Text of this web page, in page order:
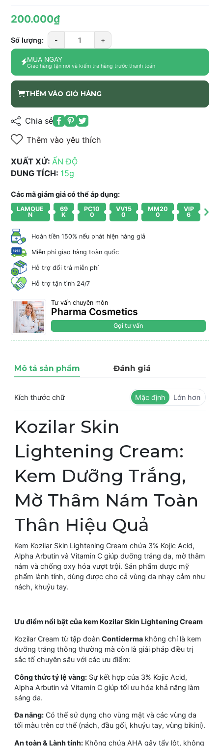
200.000₫
Số lượng: - +
MUA NGAY
Giao hàng tận nơi và kiểm tra hàng trước thanh toán
THÊM VÀO GIỎ HÀNG
Chia sẻ
Thêm vào yêu thích
XUẤT XỨ: ẤN ĐỘ
DUNG TÍCH: 15g
Các mã giảm giá có thể áp dụng:
LAMQUE
N
69
K
PC10
0
VV15
0
MM20
0
VIP
6
Hoàn tiền 150% nếu phát hiện hàng giả
Miễn phí giao hàng toàn quốc
Hỗ trợ đổi trả miễn phí
Hỗ trợ tận tình 24/7
Tư vấn chuyên môn
Pharma Cosmetics
Gọi tư vấn
Mô tả sản phẩm Đánh giá
Kích thước chữ Mặc định Lớn hơn
Kozilar Skin
Lightening Cream:
Kem Dưỡng Trắng,
Mờ Thâm Nám Toàn
Thân Hiệu Quả
Kem Kozilar Skin Lightening Cream chứa 3% Kojic Acid,
Alpha Arbutin và Vitamin C giúp dưỡng trắng da, mờ thâm
nám và chống oxy hóa vượt trội. Sản phẩm dược mỹ
phẩm lành tính, dùng được cho cả vùng da nhạy cảm như
nách, khuỷu tay.
Ưu điểm nổi bật của kem Kozilar Skin Lightening Cream
Kozilar Cream từ tập đoàn Contiderma không chỉ là kem
dưỡng trắng thông thường mà còn là giải pháp điều trị
sắc tố chuyên sâu với các ưu điểm:
Công thức tỷ lệ vàng: Sự kết hợp của 3% Kojic Acid,
Alpha Arbutin và Vitamin C giúp tối ưu hóa khả năng làm
sáng da.
Đa năng: Có thể sử dụng cho vùng mặt và các vùng da
tối màu trên cơ thể (nách, đầu gối, khuỷu tay, vùng bikini).
An toàn & Lành tính: Không chứa AHA gây tẩy lột, không